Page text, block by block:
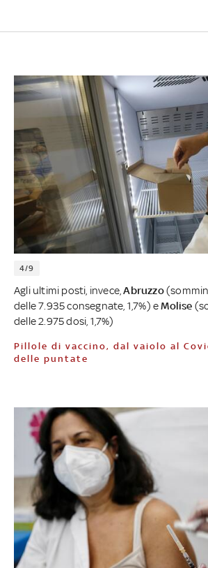
4/9
Agli ultimi posti, invece,Abruzzo
delle 7.935 consegnate, 1,7%) eMolise
delle 2.975 dosi, 1,7%)
Pillole di vaccino, dal vaiolo al Covid-19: i video
delle puntate